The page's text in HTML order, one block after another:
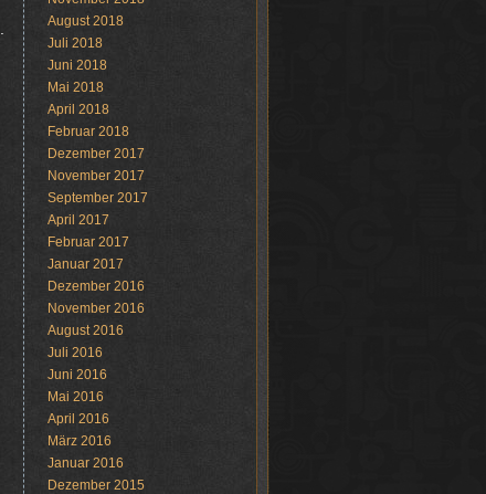
August 2018
Juli 2018
Juni 2018
Mai 2018
April 2018
Februar 2018
Dezember 2017
November 2017
September 2017
April 2017
Februar 2017
Januar 2017
Dezember 2016
November 2016
August 2016
Juli 2016
Juni 2016
Mai 2016
April 2016
März 2016
Januar 2016
Dezember 2015